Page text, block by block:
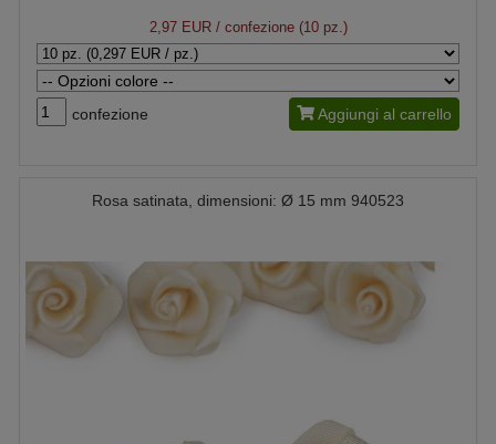
2,97 EUR/ confezione (10 pz.)
confezione Aggiungi al carrello
Rosa satinata, dimensioni: Ø 15 mm 940523